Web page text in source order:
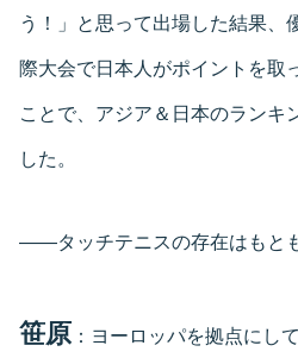
う！」と思って出場した結果、
際大会で日本人がポイントを取
ことで、アジア＆日本のランキ
した。
――タッチテニスの存在はもと
笹原 ：ヨーロッパを拠点にし